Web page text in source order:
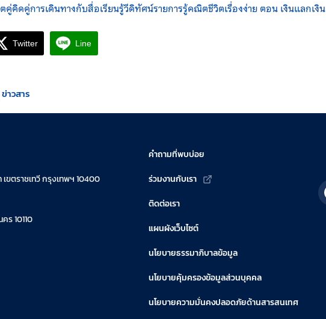
คิดคู่การเดินทางกับสื่อเรียนรู้วีดิทัศน์รายการรู้คณิตชีวิตเรื่องง่าย ตอน เงินแลกเงิน
Twitter Line
ข่าวสาร
ตราชเทวี กรุงเทพฯ 10400
ร 10110
คำถามที่พบบ่อย
ร่วมงานกับเรา
ติดต่อเรา
แผนผังเว็บไซต์
นโยบายธรรมาภิบาลข้อมูล
นโยบายคุ้มครองข้อมูลส่วนบุคคล
นโยบายความมั่นคงปลอดภัยด้านสารสนเทศ